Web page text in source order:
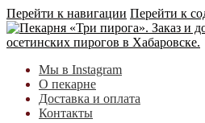
Перейти к навигации Перейти к
Мы в Instagram
О пекарне
Доставка и оплата
Контакты